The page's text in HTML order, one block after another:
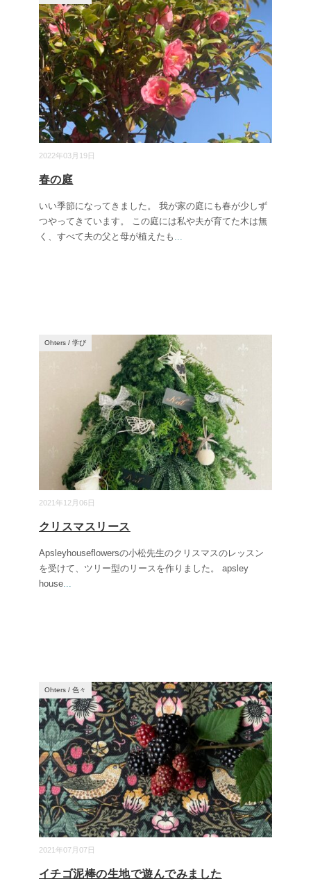
2022年03月19日
春の庭
いい季節になってきました。 我が家の庭にも春が少しず
つやってきています。 この庭には私や夫が育てた木は無
く、すべて夫の父と母が植えたも ...
2021年12月06日
Ohters / 学び
クリスマスリース
Apsleyhouseflowersの小松先生のクリスマスのレッスン
を受けて、ツリー型のリースを作りました。 apsley
house...
2021年07月07日
Ohters / 色々
イチゴ泥棒の生地で遊んでみました